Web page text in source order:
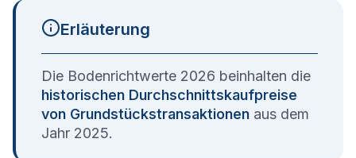
Erläuterung
Die Bodenrichtwerte 2026 beinhalten die
historischen Durchschnittskaufpreise
von Grundstückstransaktionen aus dem
Jahr 2025.